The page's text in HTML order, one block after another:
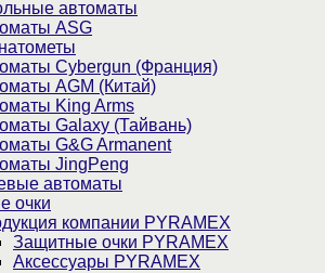
автоматы
ASG
Cybergun (Франция)
AGM (Китай)
King Arms
Galaxy (Тайвань)
G&G Armanent
JingPeng
автоматы
очки
компании PYRAMEX
Защитные очки PYRAMEX
Аксессуары PYRAMEX